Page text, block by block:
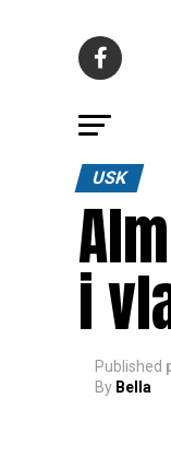
USK
i
Published
By Bella